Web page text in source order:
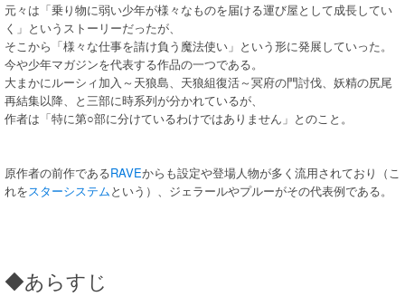
元々は「乗り物に弱い少年が様々なものを届ける運び屋として成長してい
く」というストーリーだったが、
そこから「様々な仕事を請け負う魔法使い」という形に発展していった。
今や少年マガジンを代表する作品の一つである。
大まかにルーシィ加入～天狼島、天狼組復活～冥府の門討伐、妖精の尻尾
再結集以降、と三部に時系列が分かれているが、
作者は「特に第○部に分けているわけではありません」とのこと。
原作者の前作であるRAVEからも設定や登場人物が多く流用されており（こ
れをスターシステムという）、ジェラールやプルーがその代表例である。
◆あらすじ